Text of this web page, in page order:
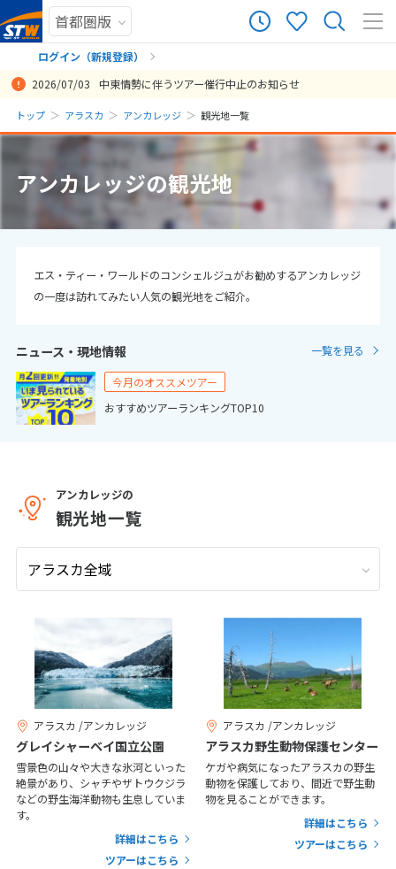
ログイン（新規登録）
まだ履歴がありません
まだ登録がありません
2026/07/03 中東情勢に伴うツアー催行中止のお知らせ
トップ アラスカ アンカレッジ 観光地一覧
アンカレッジの観光地
エス・ティー・ワールドのコンシェルジュがお勧めするアンカレッジ
の一度は訪れてみたい人気の観光地をご紹介。
ニュース・現地情報 一覧を見る
今月のオススメツアー
おすすめツアーランキングTOP10
アンカレッジの
観光地一覧
アラスカ /アンカレッジ
グレイシャーベイ国立公園
雪景色の山々や大きな氷河といった
絶景があり、シャチやザトウクジラ
などの野生海洋動物も生息していま
す。
詳細はこちら
ツアーはこちら
アラスカ /アンカレッジ
アラスカ野生動物保護センター
ケガや病気になったアラスカの野生
動物を保護しており、間近で野生動
物を見ることができます。
詳細はこちら
ツアーはこちら
× カレンダーを閉じる
日 月 火 水 木 金 土
2026年8 月 8月未定
9
10 11 12 13 14
15
16
17 18 19 20
30
31
2026年9月
6
7
13
14
20
21 22 23 24 25
26
27
28
1 2
3
4
5 6 8 9
10
11
13 15 16
18
19 20 22 23
24
25
26 27 29 30 31